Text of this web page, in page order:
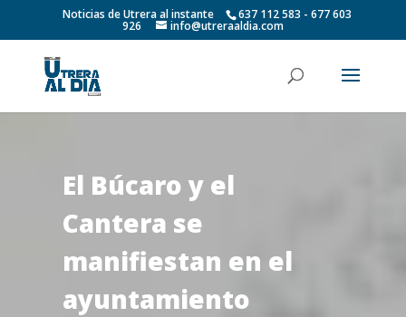
Noticias de Utrera al instante 637 112 583 - 677 603
926 info@utreraaldia.com
El Búcaro y el
Cantera se
manifiestan en el
ayuntamiento